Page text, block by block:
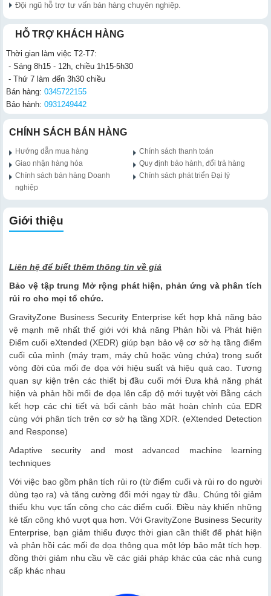
Đội ngũ hỗ trợ tư vấn bán hàng chuyên nghiệp.
HỖ TRỢ KHÁCH HÀNG
Thời gian làm việc T2-T7:
- Sáng 8h15 - 12h, chiều 1h15-5h30
- Thứ 7 làm đến 3h30 chiều
Bán hàng: 0345722155
Bảo hành: 0931249442
CHÍNH SÁCH BÁN HÀNG
Hướng dẫn mua hàng
Chính sách thanh toán
Giao nhận hàng hóa
Quy định bảo hành, đổi trả hàng
Chính sách bán hàng Doanh
nghiệp
Chính sách phát triển Đại lý
Giới thiệu
Liên hệ để biết thêm thông tin về giá
Bảo vệ tập trung Mở rộng phát hiện, phản ứng và phân tích
rủi ro cho mọi tổ chức.
GravityZone Business Security Enterprise​ kết hợp khả năng bảo
vệ mạnh mẽ nhất thế giới với khả năng Phản hồi và Phát hiện
Điểm cuối eXtended (XEDR) giúp bạn bảo vệ cơ sở hạ tầng điểm
cuối của mình (máy trạm, máy chủ hoặc vùng chứa) trong suốt
vòng đời của mối đe dọa với hiệu suất và hiệu quả cao. Tương
quan sự kiện trên các thiết bị đầu cuối mới Đưa khả năng phát
hiện và phản hồi mối đe dọa lên cấp độ mới tuyệt vời Bằng cách
kết hợp các chi tiết và bối cảnh bảo mật hoàn chỉnh của EDR
cùng với phân tích trên cơ sở hạ tầng XDR. (eXtended Detection
and Response)
Adaptive security and most advanced machine learning
techniques
Với việc bao gồm phân tích rủi ro (từ điểm cuối và rủi ro do người
dùng tạo ra) và tăng cường đổi mới ngay từ đầu. Chúng tôi giảm
thiểu khu vực tấn công cho các điểm cuối. Điều này khiến những
kẻ tấn công khó vượt qua hơn. Với GravityZone Business Security
Enterprise​, bạn giảm thiểu được thời gian cần thiết để phát hiện
và phản hồi các mối đe dọa thông qua một lớp bảo mật tích hợp.
đồng thời giảm nhu cầu về các giải pháp khác của các nhà cung
cấp khác nhau